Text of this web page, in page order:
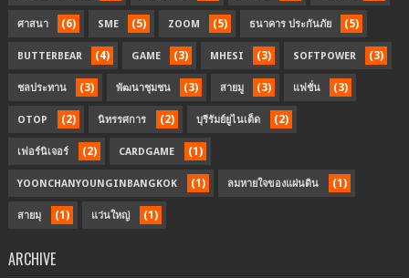
ศาสนา (6) SME (5) ZOOM (5) ธนาคาร ประกันภัย (5)
BUTTERBEAR (4) GAME (3) MHESI (3) SOFTPOWER (3)
ชลประทาน (3) พัฒนาชุมชน (3) สายมู (3) แฟชั่น (3)
OTOP (2) นิทรรศการ (2) บุรีรัมย์ยูไนเต็ด (2)
เฟอร์นิเจอร์ (2) CARDGAME (1)
YOONCHANYOUNGINBANGKOK (1) ลมหายใจของแผ่นดิน (1)
สายมุ (1) แว่นใหญ่ (1)
ARCHIVE